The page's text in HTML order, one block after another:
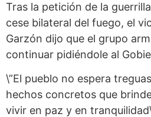
Tras la petición de la
cese bilateral del fuego, el
Garzón dijo que el grupo
continuar pidiéndole al
\”El pueblo no espera
hechos concretos que
vivir en paz y en